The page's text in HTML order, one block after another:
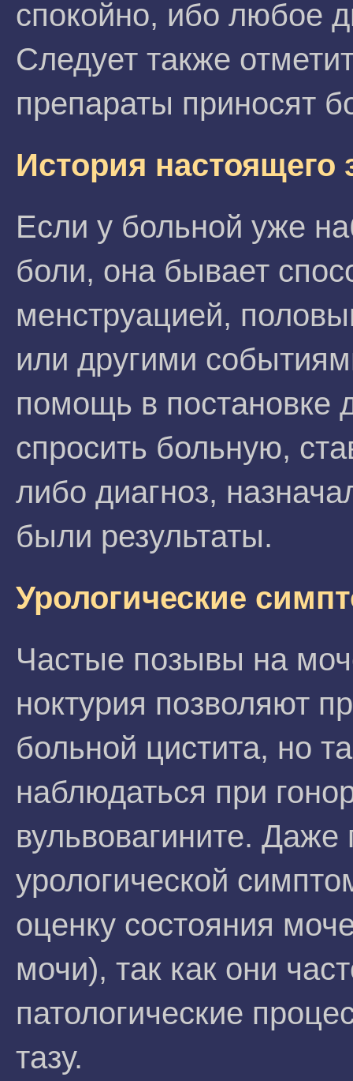
спокойно, ибо любое
Следует также
препараты приносят
История настоящего
Если у больной уже
боли, она бывает
менструацией,
или другими
помощь в постановке
спросить больную,
либо диагноз,
были результаты.
Урологические
Частые позывы на
ноктурия позволяют
больной цистита, но
наблюдаться при
вульвовагините. Даже
урологической
оценку состояния
мочи), так как они
патологические
тазу.